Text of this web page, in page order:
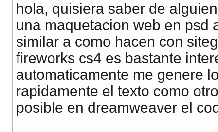
hola, quisiera saber de
una maquetacion web en psd
similar a como hacen con
fireworks cs4 es bastante
automaticamente me genere
rapidamente el texto como
posible en dreamweaver el